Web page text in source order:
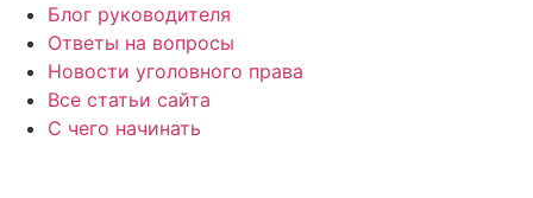
Блог руководителя
Ответы на вопросы
Новости уголовного права
Все статьи сайта
С чего начинать